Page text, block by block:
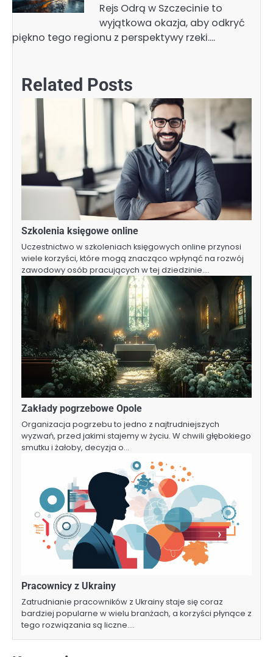
Rejs Odrą w Szczecinie to
wyjątkowa okazja, aby odkryć
piękno tego regionu z perspektywy rzeki.…
Related Posts
Szkolenia księgowe online
Uczestnictwo w szkoleniach księgowych online przynosi
wiele korzyści, które mogą znacząco wpłynąć na rozwój
zawodowy osób pracujących w tej dziedzinie.…
Zakłady pogrzebowe Opole
Organizacja pogrzebu to jedno z najtrudniejszych
wyzwań, przed jakimi stajemy w życiu. W chwili głębokiego
smutku i żałoby, decyzja o…
Pracownicy z Ukrainy
Zatrudnianie pracowników z Ukrainy staje się coraz
bardziej popularne w wielu branżach, a korzyści płynące z
tego rozwiązania są liczne.…